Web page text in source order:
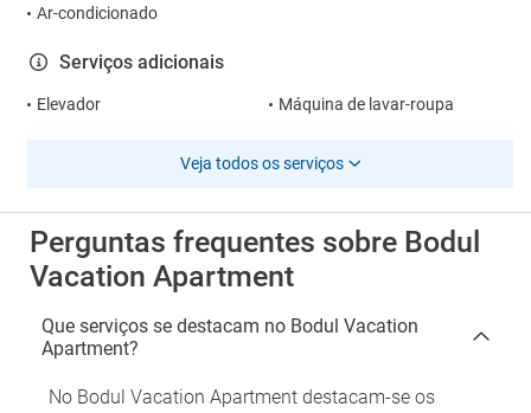
Ar-condicionado
Serviços adicionais
Elevador Máquina de lavar-roupa
Veja todos os serviços
Perguntas frequentes sobre Bodul
Vacation Apartment
Que serviços se destacam no Bodul Vacation
Apartment?
No Bodul Vacation Apartment destacam-se os